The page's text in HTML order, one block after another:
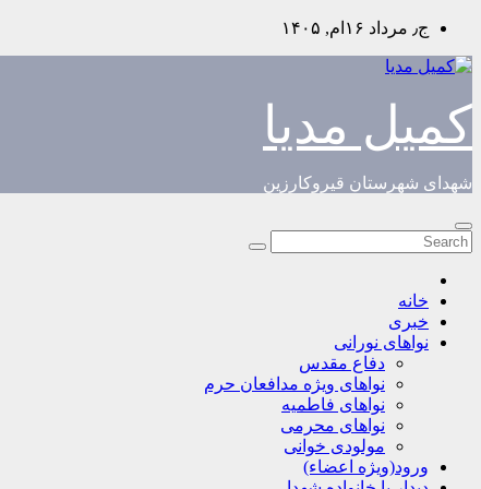
Skip
content
ج٫ مرداد ۱۶ام, ۱۴۰۵
کمیل مدیا
شهدای شهرستان قیروکارزین
خانه
خبری
نواهای نورانی
دفاع مقدس
نواهای ویژه مدافعان حرم
نواهای فاطمیه
نواهای محرمی
مولودی خوانی
ورود(ویژه اعضاء)